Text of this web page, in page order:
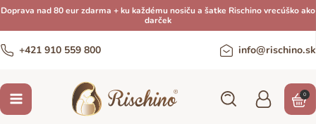
Doprava nad 80 eur zdarma + ku každému nosiču a šatke Rischino vrecúško ako
darček
+421 910 559 800 info@rischino.sk
0